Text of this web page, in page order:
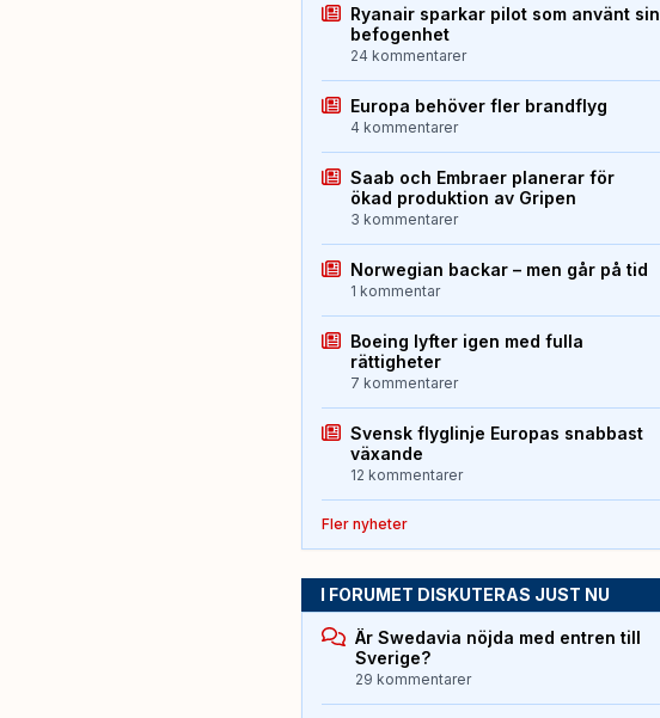
Ryanair sparkar pilot som använt sin
befogenhet
24 kommentarer
Europa behöver fler brandflyg
4 kommentarer
Saab och Embraer planerar för
ökad produktion av Gripen
3 kommentarer
Norwegian backar – men går på tid
1 kommentar
Boeing lyfter igen med fulla
rättigheter
7 kommentarer
Svensk flyglinje Europas snabbast
växande
12 kommentarer
Fler nyheter
I FORUMET DISKUTERAS JUST NU
Är Swedavia nöjda med entren till
Sverige?
29 kommentarer